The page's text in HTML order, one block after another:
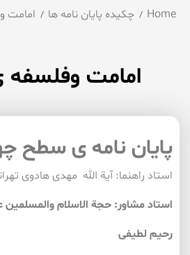
Home چکیده پایان نامه ها امامت
امامت
پایان نامه ی سطح
استاد راهنما: آیة الله مهدی هادوی
استاد مشاور: حجة الاسلام والمسلمین
رحیم لطیفی